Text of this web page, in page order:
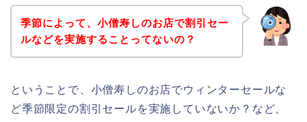
季節によって、小僧寿しのお店で割引セー
ルなどを実施することってないの？
ということで、小僧寿しのお店でウィンターセールな
ど季節限定の割引セールを実施していないか？など、